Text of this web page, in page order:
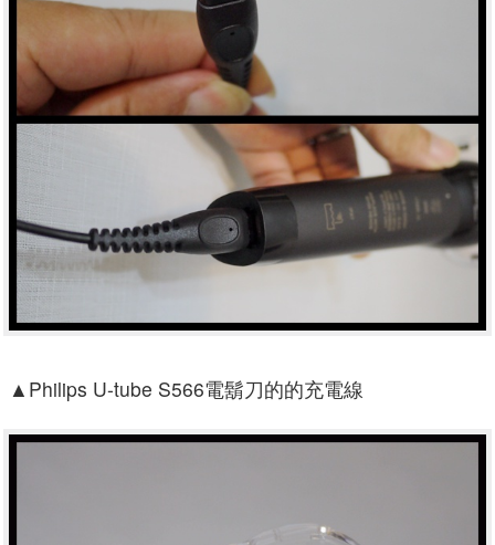
▲ Philips U-tube S566電鬍刀的的充電線